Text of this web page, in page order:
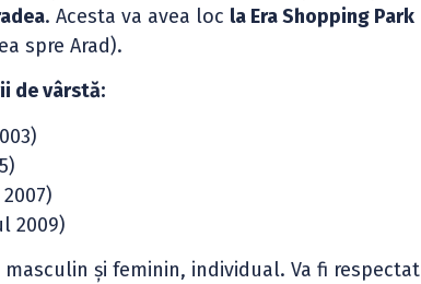
. Acesta va avea loc la Era Shopping Park
spre Arad).
de vârstă:
2009)
și feminin, individual. Va fi respectat